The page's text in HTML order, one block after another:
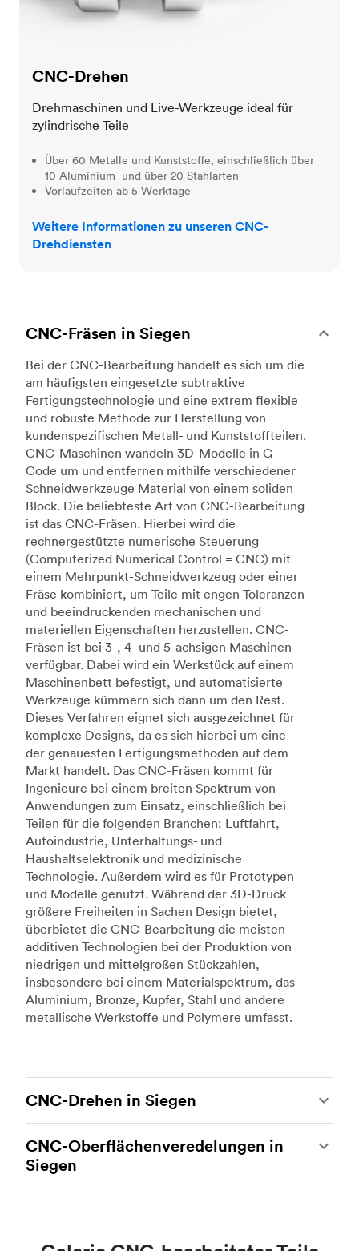
CNC-Drehen
Drehmaschinen und Live-Werkzeuge ideal für
zylindrische Teile
Über 60 Metalle und Kunststoffe, einschließlich über
10 Aluminium- und über 20 Stahlarten
Vorlaufzeiten ab 5 Werktage
Weitere Informationen zu unseren CNC-
Drehdiensten
CNC-Fräsen in Siegen
Bei der CNC-Bearbeitung handelt es sich um die
am häufigsten eingesetzte subtraktive
Fertigungstechnologie und eine extrem flexible
und robuste Methode zur Herstellung von
kundenspezifischen Metall- und Kunststoffteilen.
CNC-Maschinen wandeln 3D-Modelle in G-
Code um und entfernen mithilfe verschiedener
Schneidwerkzeuge Material von einem soliden
Block. Die beliebteste Art von CNC-Bearbeitung
ist das CNC-Fräsen. Hierbei wird die
rechnergestützte numerische Steuerung
(Computerized Numerical Control = CNC) mit
einem Mehrpunkt-Schneidwerkzeug oder einer
Fräse kombiniert, um Teile mit engen Toleranzen
und beeindruckenden mechanischen und
materiellen Eigenschaften herzustellen. CNC-
Fräsen ist bei 3-, 4- und 5-achsigen Maschinen
verfügbar. Dabei wird ein Werkstück auf einem
Maschinenbett befestigt, und automatisierte
Werkzeuge kümmern sich dann um den Rest.
Dieses Verfahren eignet sich ausgezeichnet für
komplexe Designs, da es sich hierbei um eine
der genauesten Fertigungsmethoden auf dem
Markt handelt. Das CNC-Fräsen kommt für
Ingenieure bei einem breiten Spektrum von
Anwendungen zum Einsatz, einschließlich bei
Teilen für die folgenden Branchen: Luftfahrt,
Autoindustrie, Unterhaltungs- und
Haushaltselektronik und medizinische
Technologie. Außerdem wird es für Prototypen
und Modelle genutzt. Während der 3D-Druck
größere Freiheiten in Sachen Design bietet,
überbietet die CNC-Bearbeitung die meisten
additiven Technologien bei der Produktion von
niedrigen und mittelgroßen Stückzahlen,
insbesondere bei einem Materialspektrum, das
Aluminium, Bronze, Kupfer, Stahl und andere
metallische Werkstoffe und Polymere umfasst.
CNC-Drehen in Siegen
weitere beliebte Art der CNC-Bearbeitung, bei
der hochmoderne Drehmaschinen und
Drehzentren zum Einsatz kommen, um
CNC-Oberflächenveredelungen in
Siegen